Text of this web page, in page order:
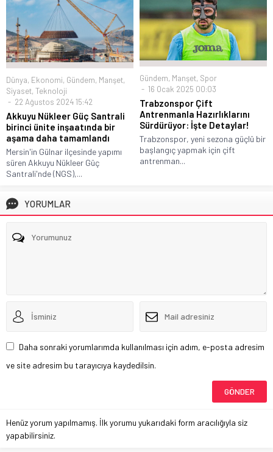
Dünya, Ekonomi, Gündem, Manşet,
Siyaset, Teknoloji
22 Ağustos 2024 15:42
Akkuyu Nükleer Güç Santrali
birinci ünite inşaatında bir
aşama daha tamamlandı
Mersin'in Gülnar ilçesinde yapımı
süren Akkuyu Nükleer Güç
Santrali'nde (NGS),...
Gündem, Manşet, Spor
16 Ocak 2025 00:03
Trabzonspor Çift
Antrenmanla Hazırlıklarını
Sürdürüyor: İşte Detaylar!
Trabzonspor, yeni sezona güçlü bir
başlangıç yapmak için çift
antrenman...
YORUMLAR
Daha sonraki yorumlarımda kullanılması için adım, e-posta adresim
ve site adresim bu tarayıcıya kaydedilsin.
Henüz yorum yapılmamış. İlk yorumu yukarıdaki form aracılığıyla siz
yapabilirsiniz.